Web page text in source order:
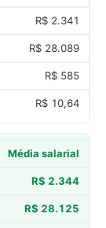
R$ 2.341
R$ 28.089
R$ 585
R$ 10,64
Média salarial
R$ 2.344
R$ 28.125